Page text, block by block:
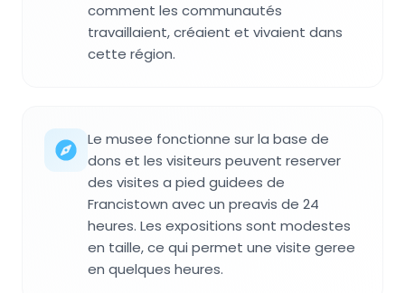
comment les communautés
travaillaient, créaient et vivaient dans
cette région.
Le musee fonctionne sur la base de
dons et les visiteurs peuvent reserver
des visites a pied guidees de
Francistown avec un preavis de 24
heures. Les expositions sont modestes
en taille, ce qui permet une visite geree
en quelques heures.